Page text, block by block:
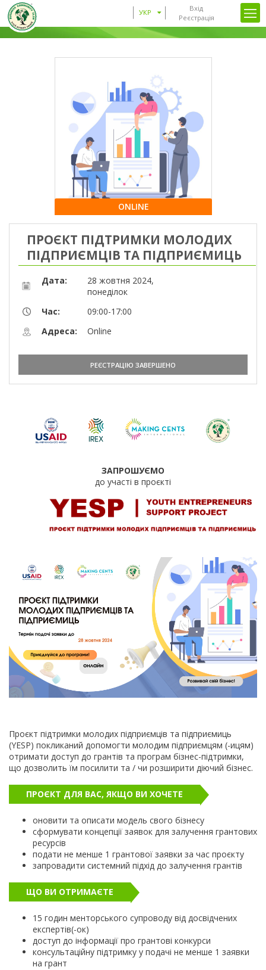
Вхід
Реєстрація
УКР
ONLINE
ПРОЄКТ ПІДТРИМКИ МОЛОДИХ
ПІДПРИЄМЦІВ ТА ПІДПРИЄМИЦЬ
Дата:
28 жовтня 2024,
понеділок
Час:
09:00-17:00
Адреса:
Online
РЕЄСТРАЦІЮ ЗАВЕРШЕНО
ЗАПРОШУЄМО
до участі в проєкті
Проєкт підтримки молодих підприємців та підприємиць
(YESP) покликаний допомогти молодим підприємцям (-ицям)
отримати доступ до грантів та програм бізнес-підтримки,
що дозволить їм посилити та / чи розширити діючий бізнес.
ПРОЄКТ ДЛЯ ВАС, ЯКЩО ВИ ХОЧЕТЕ
оновити та описати модель свого бізнесу
сформувати концепції заявок для залучення грантових
ресурсів
подати не менше 1 грантової заявки за час проєкту
запровадити системний підхід до залучення грантів
ЩО ВИ ОТРИМАЄТЕ
15 годин менторського супроводу від досвідчених
експертів(-ок)
доступ до інформації про грантові конкурси
консультаційну підтримку у подачі не менше 1 заявки
на грант